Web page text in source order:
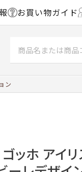
お買い物ガイド
ン
ゴッホ アイ